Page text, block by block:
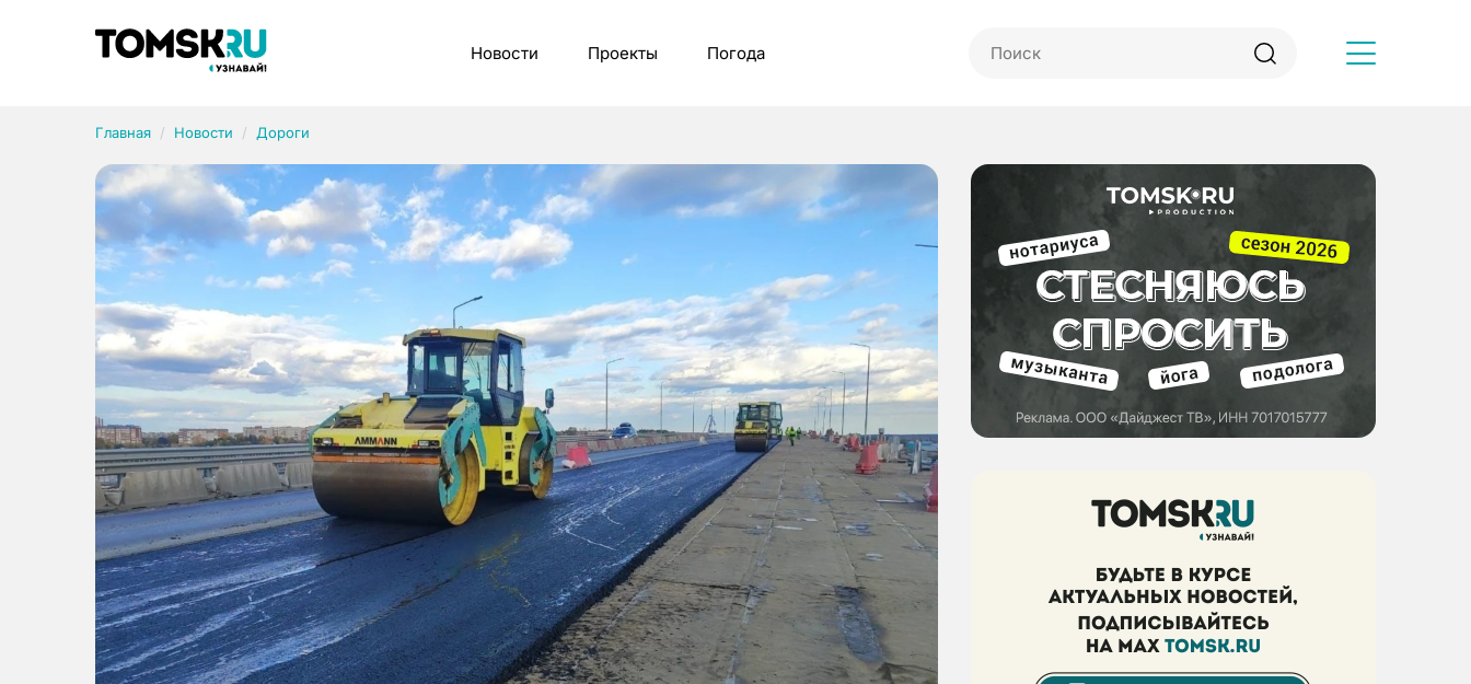
Новости Проекты Погода
Главная Новости Дороги
Рубрики